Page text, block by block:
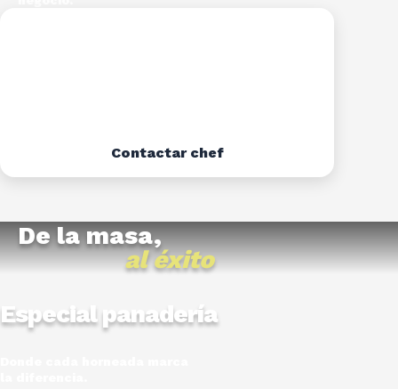
Contactar chef
De la masa,
al éxito
Especial panadería